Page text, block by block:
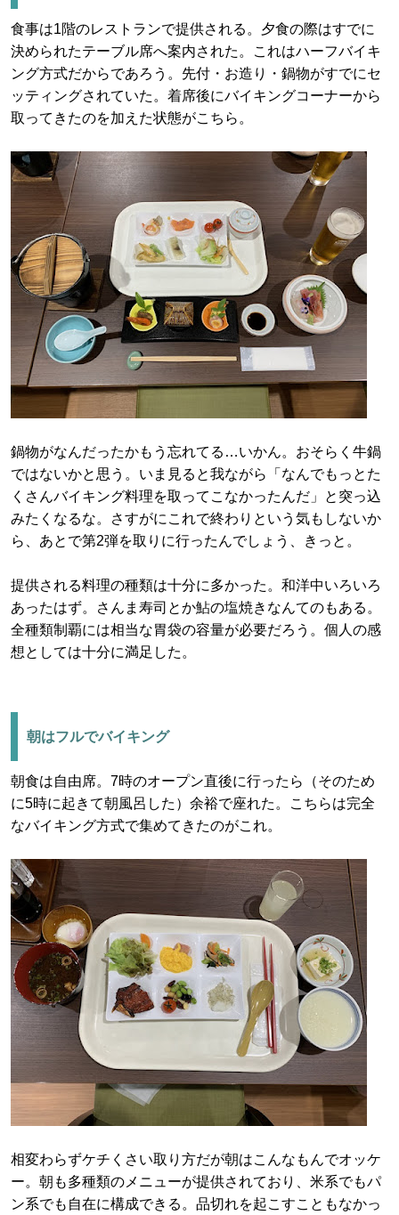
食事は1階のレストランで提供される。夕食の際はすでに
決められたテーブル席へ案内された。これはハーフバイキ
ング方式だからであろう。先付・お造り・鍋物がすでにセ
ッティングされていた。着席後にバイキングコーナーから
取ってきたのを加えた状態がこちら。
鍋物がなんだったかもう忘れてる…いかん。おそらく牛鍋
ではないかと思う。いま見ると我ながら「なんでもっとた
くさんバイキング料理を取ってこなかったんだ」と突っ込
みたくなるな。さすがにこれで終わりという気もしないか
ら、あとで第2弾を取りに行ったんでしょう、きっと。
提供される料理の種類は十分に多かった。和洋中いろいろ
あったはず。さんま寿司とか鮎の塩焼きなんてのもある。
全種類制覇には相当な胃袋の容量が必要だろう。個人の感
想としては十分に満足した。
朝はフルでバイキング
朝食は自由席。7時のオープン直後に行ったら（そのため
に5時に起きて朝風呂した）余裕で座れた。こちらは完全
なバイキング方式で集めてきたのがこれ。
相変わらずケチくさい取り方だが朝はこんなもんでオッケ
ー。朝も多種類のメニューが提供されており、米系でもパ
ン系でも自在に構成できる。品切れを起こすこともなかっ